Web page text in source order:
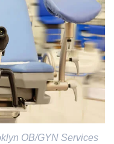
OB/GYN Services